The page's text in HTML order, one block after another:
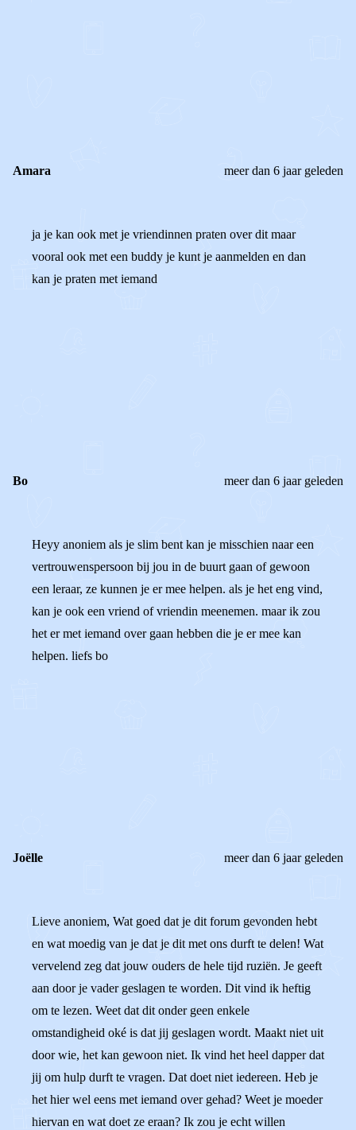
Amara meer dan 6 jaar geleden
ja je kan ook met je vriendinnen praten over dit maar
vooral ook met een buddy je kunt je aanmelden en dan
kan je praten met iemand
Bo meer dan 6 jaar geleden
Heyy anoniem als je slim bent kan je misschien naar een
vertrouwenspersoon bij jou in de buurt gaan of gewoon
een leraar, ze kunnen je er mee helpen. als je het eng vind,
kan je ook een vriend of vriendin meenemen. maar ik zou
het er met iemand over gaan hebben die je er mee kan
helpen. liefs bo
Joëlle meer dan 6 jaar geleden
Lieve anoniem, Wat goed dat je dit forum gevonden hebt
en wat moedig van je dat je dit met ons durft te delen! Wat
vervelend zeg dat jouw ouders de hele tijd ruziën. Je geeft
aan door je vader geslagen te worden. Dit vind ik heftig
om te lezen. Weet dat dit onder geen enkele
omstandigheid oké is dat jij geslagen wordt. Maakt niet uit
door wie, het kan gewoon niet. Ik vind het heel dapper dat
jij om hulp durft te vragen. Dat doet niet iedereen. Heb je
het hier wel eens met iemand over gehad? Weet je moeder
hiervan en wat doet ze eraan? Ik zou je echt willen